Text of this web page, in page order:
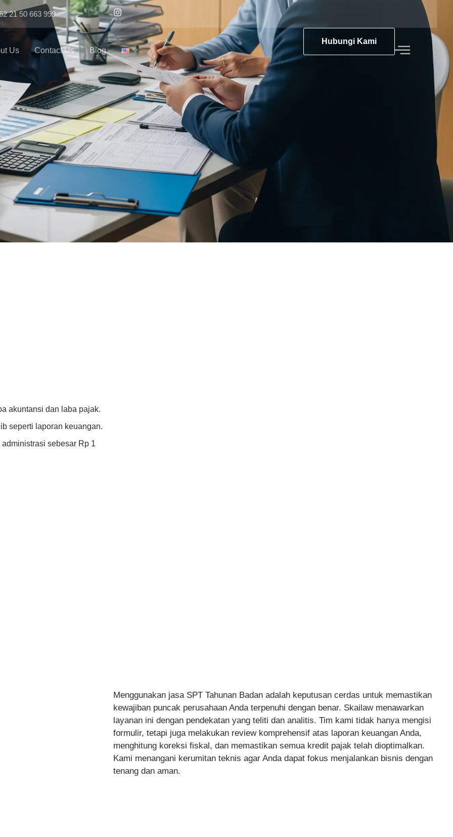
21 50 663 999
Us Contact Us Blog
Hubungi Kami
akuntansi dan laba pajak.
seperti laporan keuangan.
sebesar Rp 1
Menggunakan jasa SPT Tahunan Badan adalah keputusan cerdas untuk memastikan
kewajiban puncak perusahaan Anda terpenuhi dengan benar. Skailaw menawarkan
layanan ini dengan pendekatan yang teliti dan analitis. Tim kami tidak hanya mengisi
formulir, tetapi juga melakukan review komprehensif atas laporan keuangan Anda,
menghitung koreksi fiskal, dan memastikan semua kredit pajak telah dioptimalkan.
Kami menangani kerumitan teknis agar Anda dapat fokus menjalankan bisnis dengan
tenang dan aman.